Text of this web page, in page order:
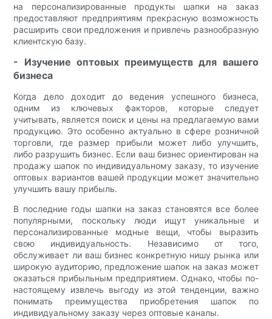
на персонализированные продукты шапки на заказ
предоставляют предприятиям прекрасную возможность
расширить свои предложения и привлечь разнообразную
клиентскую базу.
- Изучение оптовых преимуществ для вашего
бизнеса
Когда дело доходит до ведения успешного бизнеса,
одним из ключевых факторов, которые следует
учитывать, является поиск и цены на предлагаемую вами
продукцию. Это особенно актуально в сфере розничной
торговли, где размер прибыли может либо улучшить,
либо разрушить бизнес. Если ваш бизнес ориентирован на
продажу шапок по индивидуальному заказу, то изучение
оптовых вариантов вашей продукции может значительно
улучшить вашу прибыль.
В последние годы шапки на заказ становятся все более
популярными, поскольку люди ищут уникальные и
персонализированные модные вещи, чтобы выразить
свою индивидуальность. Независимо от того,
обслуживает ли ваш бизнес конкретную нишу рынка или
широкую аудиторию, предложение шапок на заказ может
оказаться прибыльным предприятием. Однако, чтобы по-
настоящему извлечь выгоду из этой тенденции, важно
понимать преимущества приобретения шапок по
индивидуальному заказу через оптовые каналы.